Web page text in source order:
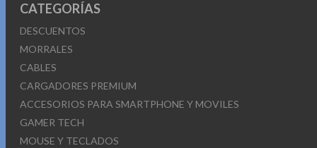
CATEGORÍAS
DESCUENTOS
MORRALES
CABLES
CARGADORES PREMIUM
ACCESORIOS PARA SMARTPHONE Y MOVILES
GAMER TECH
MOUSE Y TECLADOS